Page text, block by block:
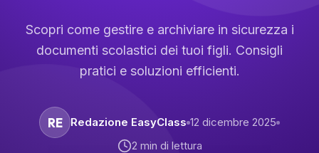
Scopri come gestire e archiviare in sicurezza i
documenti scolastici dei tuoi figli. Consigli
pratici e soluzioni efficienti.
RE Redazione EasyClass 12 dicembre 2025
2 min di lettura